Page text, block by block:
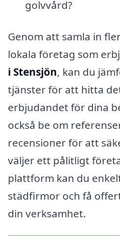
golvvård?
Genom att samla in
lokala företag som
i Stensjön, kan du
tjänster för att hitta
erbjudandet för dina
också be om
recensioner för att
väljer ett pålitligt
plattform kan du
städfirmor och få
din verksamhet.